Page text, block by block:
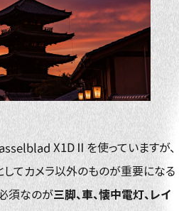
X1DⅡを使っていますが、
てカメラ以外のものが重要になる
須なのが三脚、車、懐中電灯、レイ